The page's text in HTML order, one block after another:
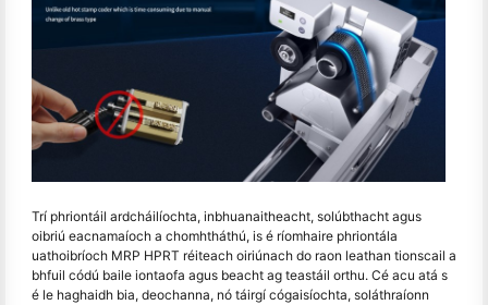
Trí phriontáil ardcháilíochta, inbhuanaitheacht, solúbthacht agus
oibriú eacnamaíoch a chomhtháthú, is é ríomhaire phriontála
uathoibríoch MRP HPRT réiteach oiriúnach do raon leathan tionscail a
bhfuil códú baile iontaofa agus beacht ag teastáil orthu. Cé acu atá s
é le haghaidh bia, deochanna, nó táirgí cógaisíochta, soláthraíonn